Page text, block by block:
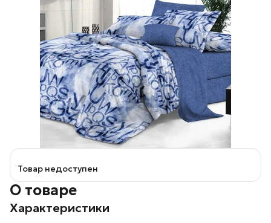
Товар недоступен
О товаре
Характеристики